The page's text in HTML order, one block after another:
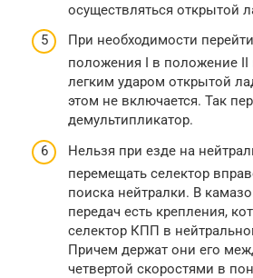
осуществляться открытой
При необходимости
положения I в положение II
легким ударом открытой
этом не включается. Так
демультипликатор.
Нельзя при езде на
перемещать селектор
поиска нейтралки. В
передач есть крепления,
селектор КПП в
Причем держат они его
четвертой скоростями в